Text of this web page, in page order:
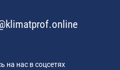
на нас в соцсетях